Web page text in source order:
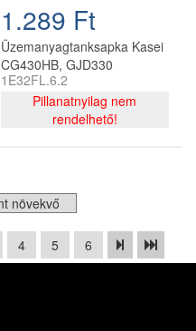
1.289 Ft
Üzemanyagtanksapka Kasei
CG430HB, GJD330
fűkaszához
1E32FL.6.2
Pillanatnyilag nem
rendelhető!
4 5 6